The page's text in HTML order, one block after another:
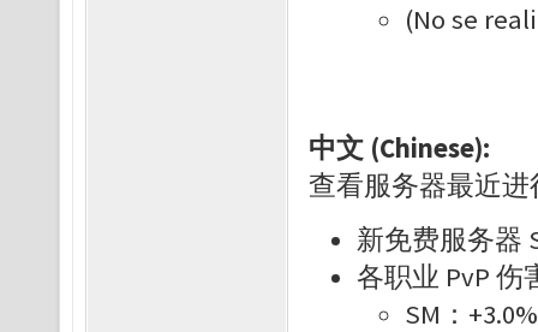
(No se
中文 (Chinese):
查看服务器最近
新免费服务器
各职业 PvP 伤
SM：